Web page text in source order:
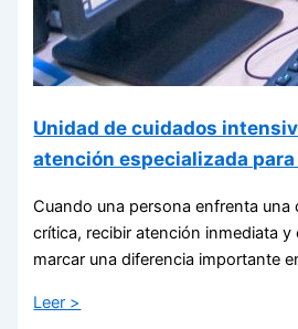
Unidad de cuidados
atención especializada
Cuando una persona enfrenta una
crítica, recibir atención inmediata y
marcar una diferencia importante
Leer >